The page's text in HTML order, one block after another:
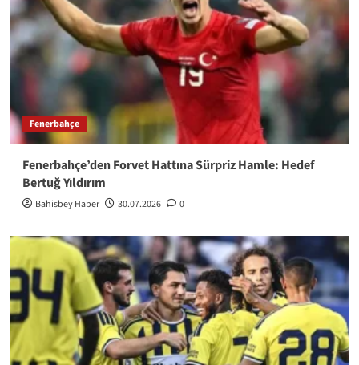
Fenerbahçe
Fenerbahçe’den Forvet Hattına Sürpriz Hamle: Hedef
Bertuğ Yıldırım
Bahisbey Haber 30.07.2026 0